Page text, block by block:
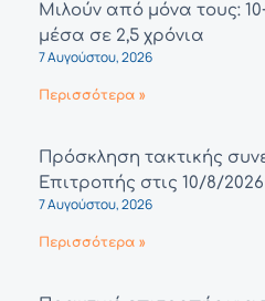
Μιλούν από μόνα τους:
μέσα σε 2,5 χρόνια
7 Αυγούστου, 2026
Περισσότερα »
Πρόσκληση τακτικής
Επιτροπής στις 10/8/2026
7 Αυγούστου, 2026
Περισσότερα »